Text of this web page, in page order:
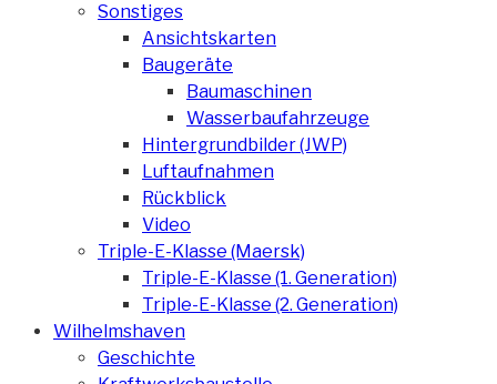
Sonstiges
Ansichtskarten
Baugeräte
Baumaschinen
Wasserbaufahrzeuge
Hintergrundbilder (JWP)
Luftaufnahmen
Rückblick
Video
Triple-E-Klasse (Maersk)
Triple-E-Klasse (1. Generation)
Triple-E-Klasse (2. Generation)
Wilhelmshaven
Geschichte